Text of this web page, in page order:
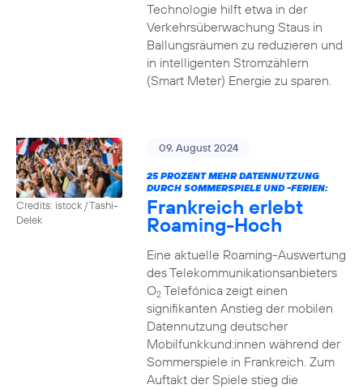
Technologie hilft etwa in der
Verkehrsüberwachung Staus in
Ballungsräumen zu reduzieren und
in intelligenten Stromzählern
(Smart Meter) Energie zu sparen.
Credits: istock / Tashi-
Delek
09. August 2024
25 PROZENT MEHR DATENNUTZUNG
DURCH SOMMERSPIELE UND -FERIEN:
Frankreich erlebt
Roaming-Hoch
Eine aktuelle Roaming-Auswertung
des Telekommunikationsanbieters
O2Telefónica zeigt einen
signifikanten Anstieg der mobilen
Datennutzung deutscher
Mobilfunkkund:innen während der
Sommerspiele in Frankreich. Zum
Auftakt der Spiele stieg die